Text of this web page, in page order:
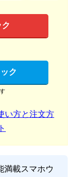
ク
い方と注文方
満載スマホウ